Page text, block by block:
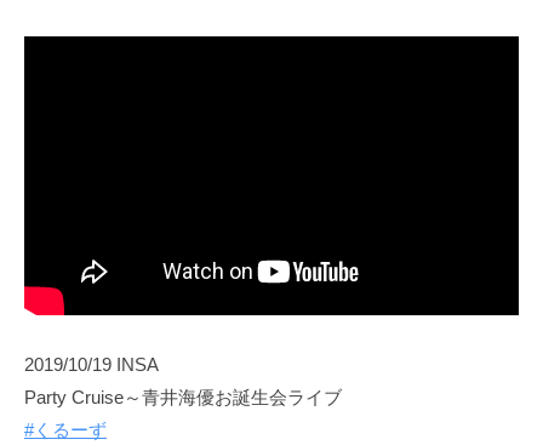
2019/10/19 INSA
Party Cruise～青井海優お誕生会ライブ
#くるーず